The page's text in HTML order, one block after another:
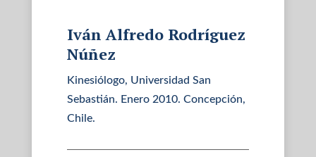
Iván Alfredo Rodríguez
Núñez
Kinesiólogo, Universidad San
Sebastián. Enero 2010. Concepción,
Chile.